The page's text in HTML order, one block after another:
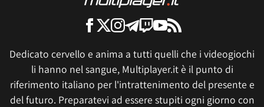
Dedicato cervello e anima a tutti quelli che i videogiochi
li hanno nel sangue, Multiplayer.it è il punto di
riferimento italiano per l'intrattenimento del presente e
del futuro. Preparatevi ad essere stupiti ogni giorno con